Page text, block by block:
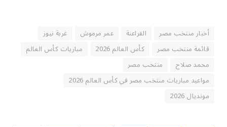
أخبار منتخب مصر الفراعنة عمر مرموش
غربة نيوز
قائمة منتخب مصر
كأس العالم 2026
مباريات كأس العالم
محمد صلاح
منتخب مصر
مواعيد مباريات منتخب مصر في كأس العالم 2026
مونديال 2026